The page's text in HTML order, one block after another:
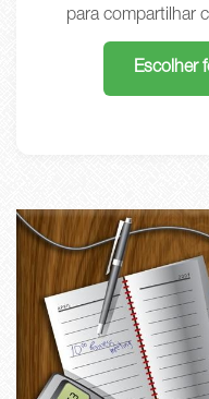
para compartilhar
Escolher